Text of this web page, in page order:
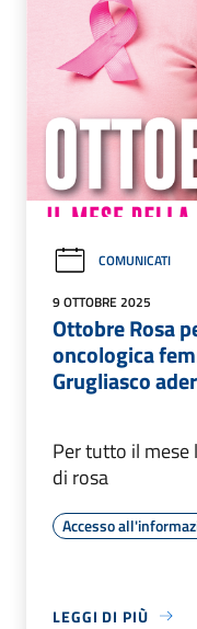
COMUNICATI
9 OTTOBRE 2025
Ottobre Rosa
oncologica
Grugliasco
Per tutto il mese
di rosa
Accesso
LEGGI DI PIÙ